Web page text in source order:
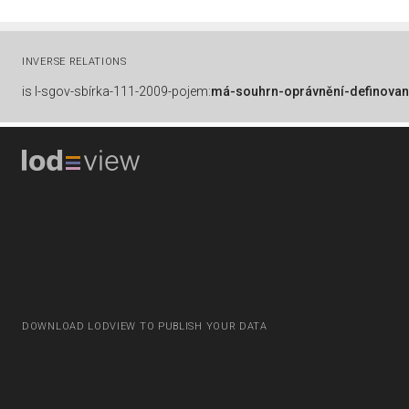
INVERSE RELATIONS
is l-sgov-sbírka-111-2009-pojem:má-souhrn-oprávnění-
DOWNLOAD LODVIEW TO PUBLISH YOUR DATA